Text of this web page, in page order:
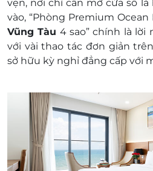
Ăn sáng theo tiêu
Miễn phí trà, cà phê
trong phòng mỗi ngày
Sử dụng miễn phí
Sử dụng miễn phí hồ
500.000 VNĐ/đêm
Giá trên đã bao gồm
GTGT
Dịch vụ không bao gồm:
chi phí phát sinh khác
Chính sách trẻ em:
vẹn, nơi chỉ cần mở cửa sổ
vào, “Phòng Premium Ocean
Vũng Tàu 4 sao” chính là lời
với vài thao tác đơn giản
sở hữu kỳ nghỉ đẳng cấp với